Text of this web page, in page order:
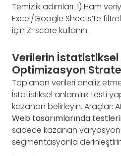
Temizlik adımları: 1) Ham
Excel/Google Sheets’te
için Z-score kullanın.
Verilerin İstatistiksel
Optimizasyon
Toplanan verileri analiz
İstatistiksel anlamlılık testi
kazanan belirleyin. Araçlar:
Web tasarımlarında
sadece kazanan
segmentasyonla